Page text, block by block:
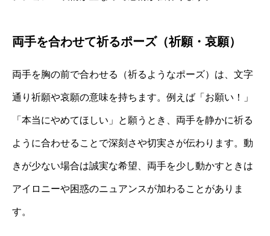
両手を合わせて祈るポーズ（祈願・哀願）
両手を胸の前で合わせる（祈るようなポーズ）は、文字
通り祈願や哀願の意味を持ちます。例えば「お願い！」
「本当にやめてほしい」と願うとき、両手を静かに祈る
ように合わせることで深刻さや切実さが伝わります。動
きが少ない場合は誠実な希望、両手を少し動かすときは
アイロニーや困惑のニュアンスが加わることがありま
す。